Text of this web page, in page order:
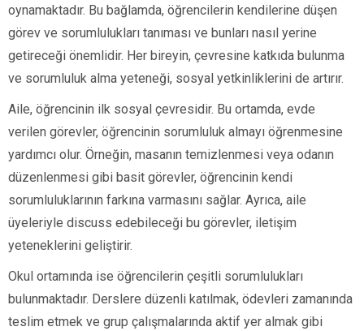
oynamaktadır. Bu bağlamda, öğrencilerin kendilerine düşen
görev ve sorumlulukları tanıması ve bunları nasıl yerine
getireceği önemlidir. Her bireyin, çevresine katkıda bulunma
ve sorumluluk alma yeteneği, sosyal yetkinliklerini de artırır.
Aile, öğrencinin ilk sosyal çevresidir. Bu ortamda, evde
verilen görevler, öğrencinin sorumluluk almayı öğrenmesine
yardımcı olur. Örneğin, masanın temizlenmesi veya odanın
düzenlenmesi gibi basit görevler, öğrencinin kendi
sorumluluklarının farkına varmasını sağlar. Ayrıca, aile
üyeleriyle discuss edebileceği bu görevler, iletişim
yeteneklerini geliştirir.
Okul ortamında ise öğrencilerin çeşitli sorumlulukları
bulunmaktadır. Derslere düzenli katılmak, ödevleri zamanında
teslim etmek ve grup çalışmalarında aktif yer almak gibi